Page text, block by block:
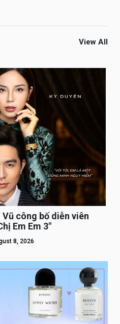
View All
Vũ công bố diễn viên
Em Em 3″
8, 2026